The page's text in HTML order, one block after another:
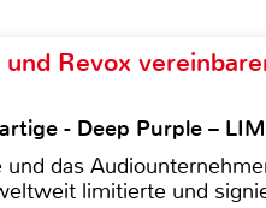
Revox
- Deep Purple –
das
limitierte und